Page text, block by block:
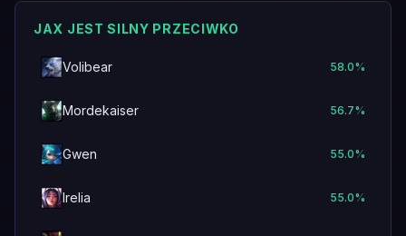
JAX JEST SILNY PRZECIWKO
Volibear 58.0%
Mordekaiser 56.7%
Gwen 55.0%
Irelia 55.0%